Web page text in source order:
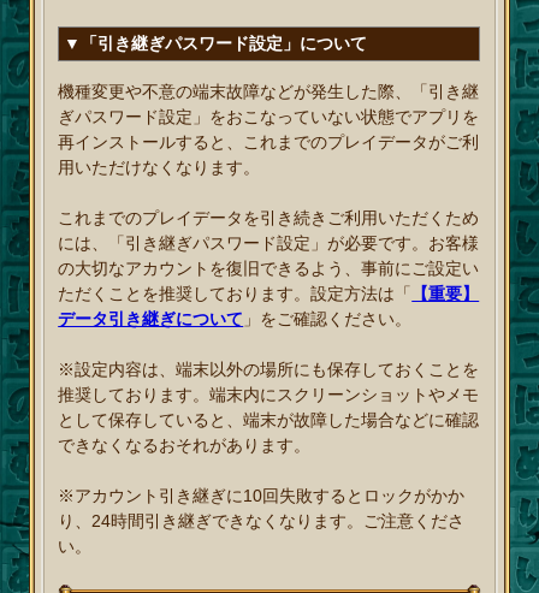
▼「引き継ぎパスワード設定」について
機種変更や不意の端末故障などが発生した際、「引き継
ぎパスワード設定」をおこなっていない状態でアプリを
再インストールすると、これまでのプレイデータがご利
用いただけなくなります。
これまでのプレイデータを引き続きご利用いただくため
には、「引き継ぎパスワード設定」が必要です。お客様
の大切なアカウントを復旧できるよう、事前にご設定い
ただくことを推奨しております。設定方法は「
【重要】
データ引き継ぎについて 」をご確認ください。
※設定内容は、端末以外の場所にも保存しておくことを
推奨しております。端末内にスクリーンショットやメモ
として保存していると、端末が故障した場合などに確認
できなくなるおそれがあります。
※アカウント引き継ぎに10回失敗するとロックがかか
り、24時間引き継ぎできなくなります。ご注意くださ
い。